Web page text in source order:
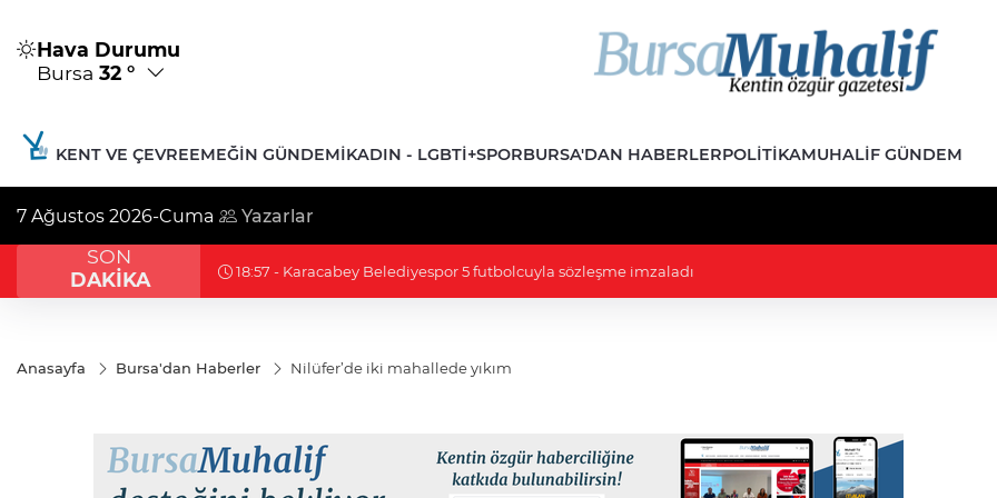
Hava Durumu
Bursa 32 °
KENT VE ÇEVREEMEĞIN GÜNDEMIKADIN - LGBTİ+SPORBURSA'DAN HABERLERPOLITIKAMUHALIF GÜNDEM
7 Ağustos 2026-Cuma Yazarlar
SON
DAKİKA
18:57 - Karacabey Belediyespor 5 futbolcuyla sözleşme imzaladı
Anasayfa Bursa'dan Haberler Nilüfer’de iki mahallede yıkım